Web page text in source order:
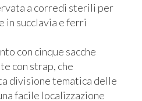
a corredi sterili per
in succlavia e ferri
con cinque sacche
con strap, che
divisione tematica delle
facile localizzazione